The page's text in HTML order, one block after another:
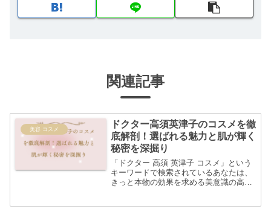
関連記事
美容 コスメ
ドクター高須英津子のコスメを徹
底解剖！選ばれる魅力と肌が輝く
秘密を深掘り
「ドクター 高須 英津子 コスメ」という
キーワードで検索されているあなたは、
きっと本物の効果を求める美意識の高い